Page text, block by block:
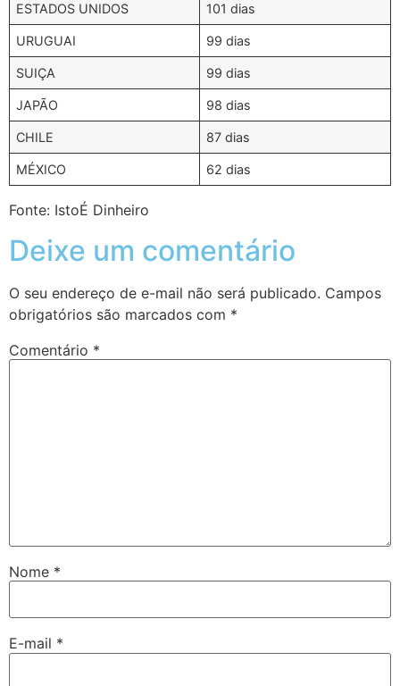
ESTADOS UNIDOS 101 dias
URUGUAI 99 dias
SUIÇA 99 dias
JAPÃO 98 dias
CHILE 87 dias
MÉXICO 62 dias
Fonte: IstoÉ Dinheiro
Deixe um comentário
O seu endereço de e-mail não será publicado. Campos
obrigatórios são marcados com *
Comentário *
Nome *
E-mail *